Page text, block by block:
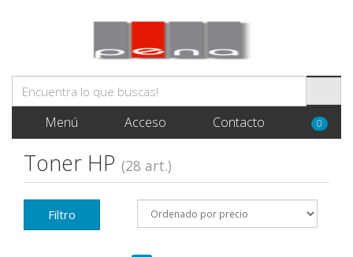
Menú Acceso Contacto 0
Toner HP (28 art.)
Filtro